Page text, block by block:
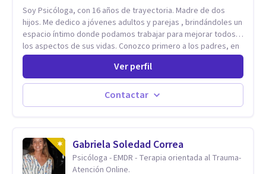
Soy Psicóloga, con 16 años de trayectoria. Madre de dos
hijos. Me dedico a jóvenes adultos y parejas , brindándoles un
espacio íntimo donde podamos trabajar para mejorar todos
los aspectos de sus vidas. Conozco primero a los padres, en
el caso de niños u adolescentes, para luego seguir la terapia
con sus hijos, apuntalándolos en su futuro personal,
universitario y profesional, siempre conteniendo
paralelamente a los padres y brindándoles un espacio de
seguridad. Hago terapia de pareja y adultos con método
Ver perfil
Contactar
Gabriela Soledad Correa
Psicóloga - EMDR - Terapia orientada al Trauma-
Atención Online.